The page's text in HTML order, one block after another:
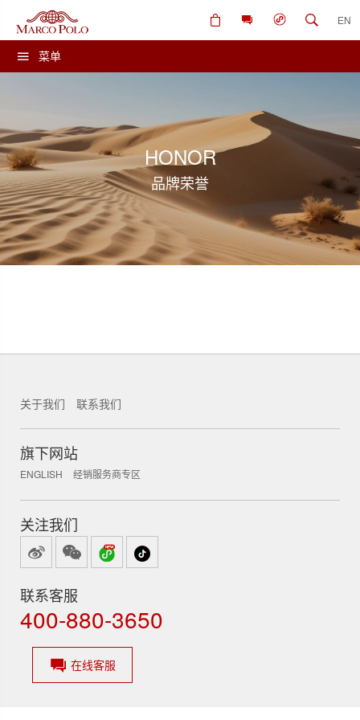
菜单
EN
HONOR
品牌荣誉
关于我们 联系我们
旗下网站
ENGLISH 经销服务商专区
关注我们
联系客服
400-880-3650
在线客服